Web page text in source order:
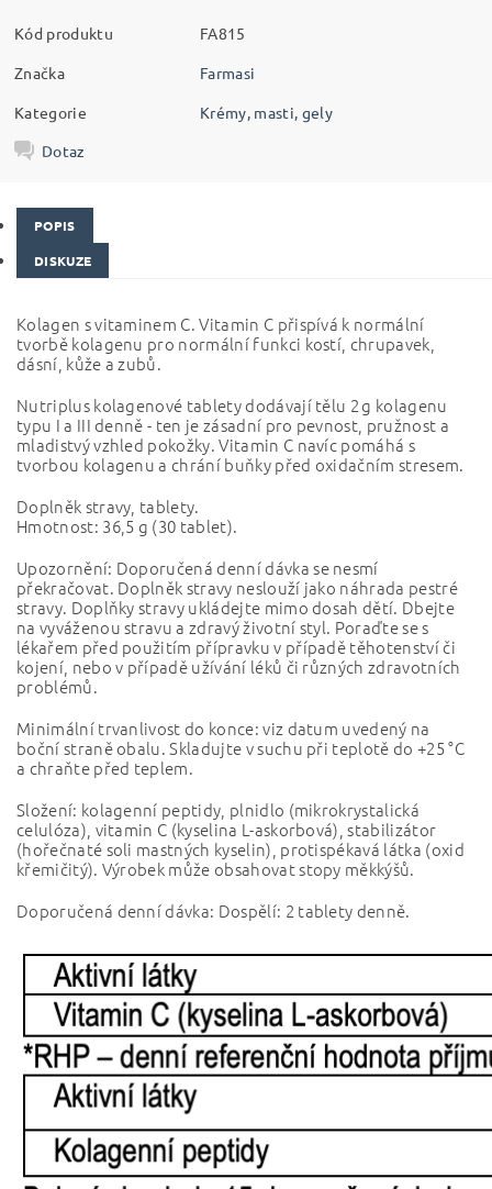
Kód produktu
FA815
Značka
Farmasi
Kategorie
Krémy, masti, gely
Dotaz
POPIS
DISKUZE
Kolagen s vitaminem C. Vitamin C přispívá k normální
tvorbě kolagenu pro normální funkci kostí, chrupavek,
dásní, kůže a zubů.
Nutriplus kolagenové tablety dodávají tělu 2 g kolagenu
typu I a III denně - ten je zásadní pro pevnost, pružnost a
mladistvý vzhled pokožky. Vitamin C navíc pomáhá s
tvorbou kolagenu a chrání buňky před oxidačním stresem.
Doplněk stravy, tablety.
Hmotnost: 36,5 g (30 tablet).
Upozornění: Doporučená denní dávka se nesmí
překračovat. Doplněk stravy neslouží jako náhrada pestré
stravy. Doplňky stravy ukládejte mimo dosah dětí. Dbejte
na vyváženou stravu a zdravý životní styl. Poraďte se s
lékařem před použitím přípravku v případě těhotenství či
kojení, nebo v případě užívání léků či různých zdravotních
problémů.
Minimální trvanlivost do konce: viz datum uvedený na
boční straně obalu. Skladujte v suchu při teplotě do +25 °C
a chraňte před teplem.
Složení: kolagenní peptidy, plnidlo (mikrokrystalická
celulóza), vitamin C (kyselina L-askorbová), stabilizátor
(hořečnaté soli mastných kyselin), protispékavá látka (oxid
křemičitý). Výrobek může obsahovat stopy měkkýšů.
Doporučená denní dávka: Dospělí: 2 tablety denně.